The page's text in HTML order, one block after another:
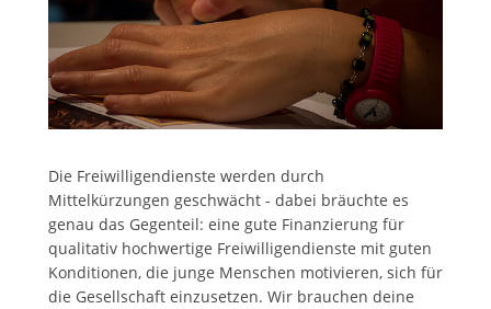
Die Freiwilligendienste werden durch
Mittelkürzungen geschwächt - dabei bräuchte es
genau das Gegenteil: eine gute Finanzierung für
qualitativ hochwertige Freiwilligendienste mit guten
Konditionen, die junge Menschen motivieren, sich für
die Gesellschaft einzusetzen. Wir brauchen deine